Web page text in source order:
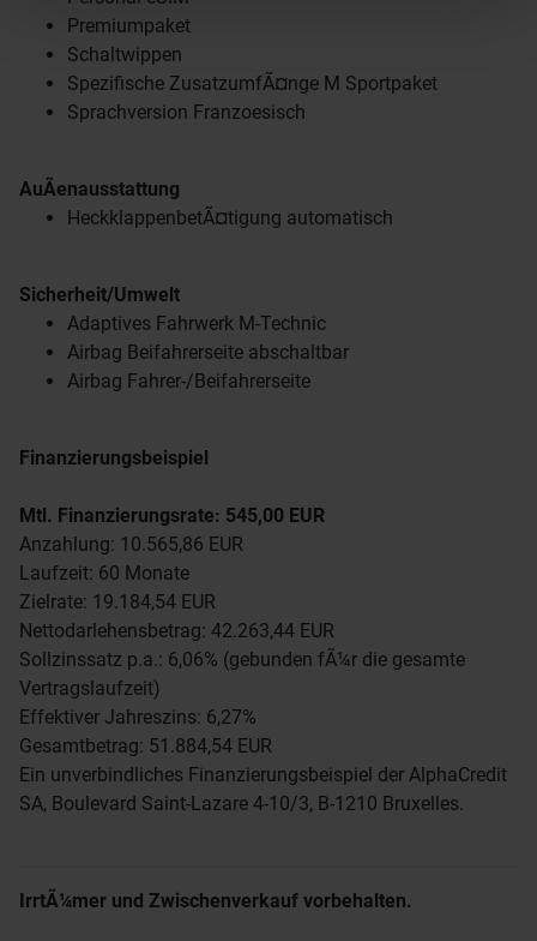
l’utilisation de notre site avec nos partenaires de
médias sociaux, de publicité et d’analyse, qui peuvent
combiner celles-ci avec d’autres informations que vous
leur avez fournies ou qu’ils ont collectées lors de votre
utilisation de leurs services.
Premiumpaket
Schaltwippen
Spezifische ZusatzumfÃ¤nge M Sportpaket
Sprachversion Franzoesisch
AuÃenausstattung
HeckklappenbetÃ¤tigung automatisch
Sicherheit/Umwelt
Adaptives Fahrwerk M-Technic
Airbag Beifahrerseite abschaltbar
Airbag Fahrer-/Beifahrerseite
Finanzierungsbeispiel
Mtl. Finanzierungsrate: 545,00 EUR
Anzahlung: 10.565,86 EUR
Laufzeit: 60 Monate
Zielrate: 19.184,54 EUR
Nettodarlehensbetrag: 42.263,44 EUR
Sollzinssatz p.a.: 6,06% (gebunden fÃ¼r die gesamte
Vertragslaufzeit)
Effektiver Jahreszins: 6,27%
Gesamtbetrag: 51.884,54 EUR
Ein unverbindliches Finanzierungsbeispiel der AlphaCredit
SA, Boulevard Saint-Lazare 4-10/3, B-1210 Bruxelles.
IrrtÃ¼mer und Zwischenverkauf vorbehalten.